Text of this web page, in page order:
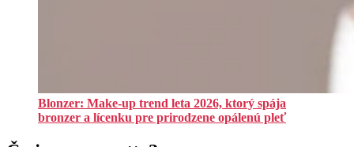
Blonzer: Make-up trend leta 2026, ktorý spája
bronzer a lícenku pre prirodzene opálenú pleť